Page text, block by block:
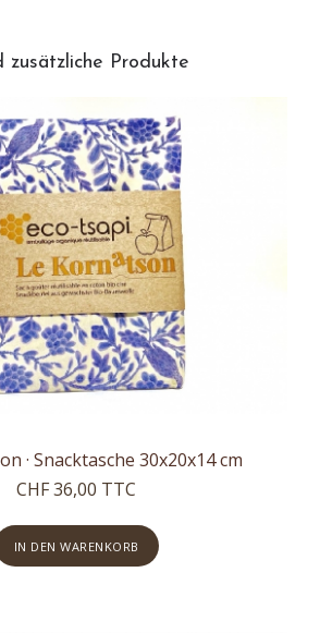
zusätzliche Produkte
· Snacktasche 30x20x14 cm
CHF 36,00 TTC
IN DEN WARENKORB